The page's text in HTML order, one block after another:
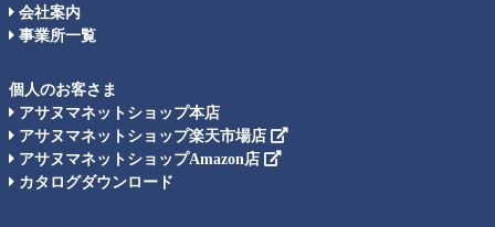
会社案内
事業所一覧
個人のお客さま
アサヌマネットショップ本店
アサヌマネットショップ楽天市場店
アサヌマネットショップAmazon店
カタログダウンロード